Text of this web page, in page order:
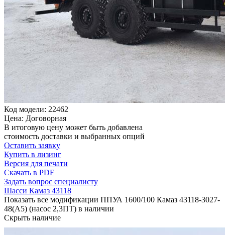
Код модели: 22462
Цена: Договорная
В итоговую цену может быть добавлена
стоимость доставки и выбранных опций
Оставить заявку
Купить в лизинг
Версия для печати
Скачать в PDF
Задать вопрос специалисту
Шасси Камаз 43118
Показать все модификации ППУА 1600/100 Камаз 43118-3027-
48(A5) (насос 2,3ПТ) в наличии
Скрыть наличие